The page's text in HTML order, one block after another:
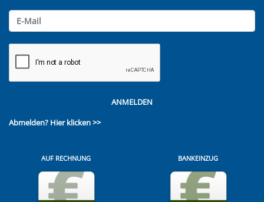
ANMELDEN
Abmelden? Hier klicken >>
AUF RECHNUNG BANKEINZUG